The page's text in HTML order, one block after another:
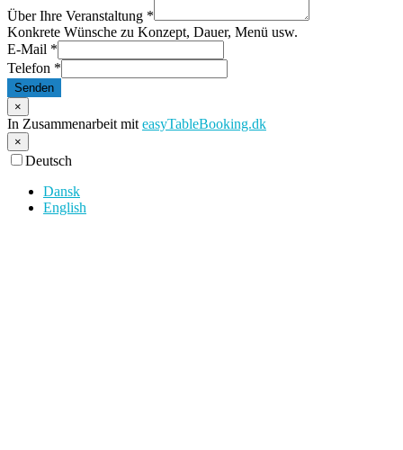
Über Ihre Veranstaltung *
Konkrete Wünsche zu Konzept, Dauer, Menü usw.
E-Mail *
Telefon *
Senden
×
In Zusammenarbeit mit easyTableBooking.dk
×
Deutsch
Dansk
English